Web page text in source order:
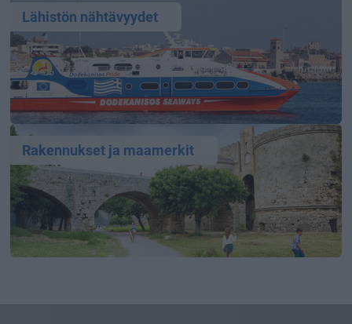
Lähistön nähtävyydet
Rakennukset ja maamerkit